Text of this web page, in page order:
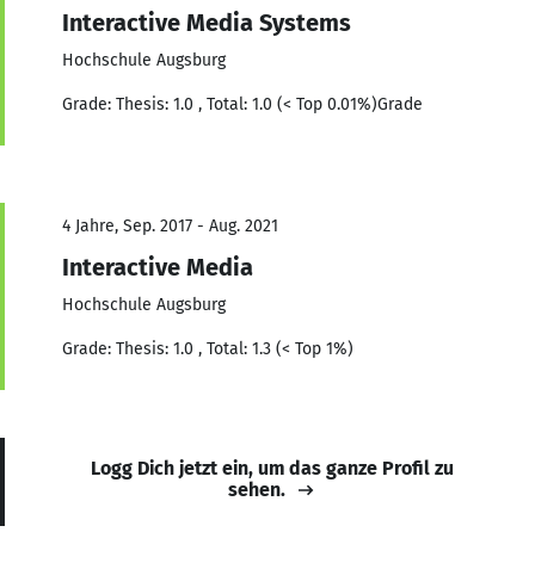
Interactive Media Systems
Hochschule Augsburg
Grade: Thesis: 1.0 , Total: 1.0 (< Top 0.01%)Grade
4 Jahre, Sep. 2017 - Aug. 2021
Interactive Media
Hochschule Augsburg
Grade: Thesis: 1.0 , Total: 1.3 (< Top 1%)
Logg Dich jetzt ein, um das ganze Profil zu
sehen.